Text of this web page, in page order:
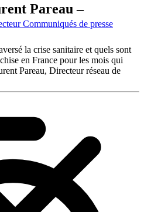
Communiqués de presse
Pareau –
la crise sanitaire et quels sont
en France pour les mois qui
Pareau, Directeur réseau de